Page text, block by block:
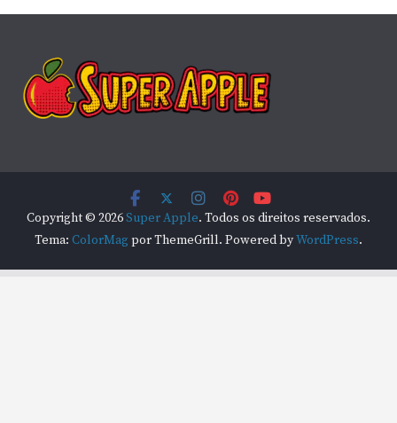
Copyright © 2026Super Apple. Todos os direitos reservados.
Tema: ColorMag por ThemeGrill. Powered byWordPress.